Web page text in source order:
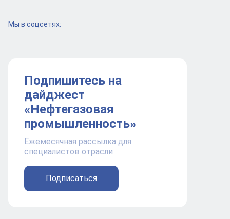
Мы в соцсетях:
Подпишитесь на
дайджест
«Нефтегазовая
промышленность»
Ежемесячная рассылка для
специалистов отрасли
Подписаться